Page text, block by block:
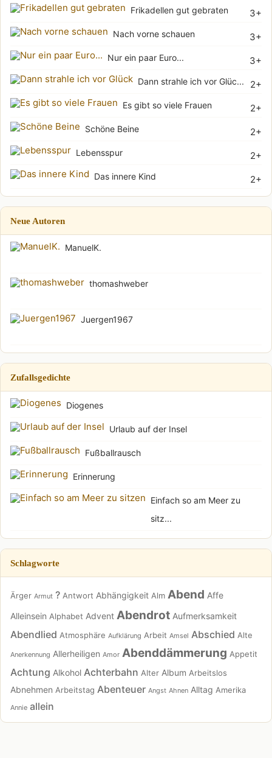
3+
Frikadellen gut gebraten
3+
Nach vorne schauen
3+
Nur ein paar Euro...
2+
Dann strahle ich vor Glüc...
2+
Es gibt so viele Frauen
2+
Schöne Beine
2+
Lebensspur
2+
Das innere Kind
Neue Autoren
ManuelK.
thomashweber
Juergen1967
Zufallsgedichte
Diogenes
Urlaub auf der Insel
Fußballrausch
Erinnerung
Einfach so am Meer zu
sitz...
Schlagworte
Ärger Armut ? Antwort Abhängigkeit Alm Abend Affe
Alleinsein Alphabet Advent Abendrot Aufmerksamkeit
Abendlied Atmosphäre Aufklärung Arbeit Amsel Abschied Alte
Anerkennung Allerheiligen Amor Abenddämmerung Appetit
Achtung Alkohol Achterbahn Alter Album Arbeitslos
Abnehmen Arbeitstag Abenteuer Angst Ahnen Alltag Amerika
Annie allein